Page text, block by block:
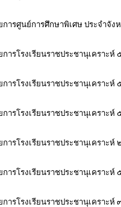
การศูนย์การศึกษาพิเศษ ประจำจัง
การโรงเรียนราชประชานุเคราะ
การโรงเรียนราชประชานุเคราะ
การโรงเรียนราชประชานุเคราะ
การโรงเรียนราชประชานุเคราะ
การโรงเรียนราชประชานุเคราะ
การโรงเรียนราชประชานุเคราะห์